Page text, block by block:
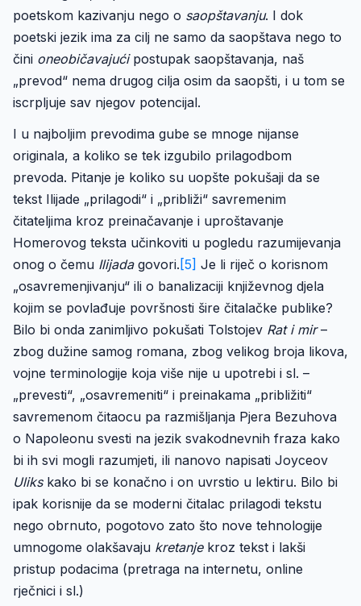
poetskom kazivanju nego o saopštavanju. I dok
poetski jezik ima za cilj ne samo da saopštava nego to
čini oneobičavajućipostupak saopštavanja, naš
„prevod“ nema drugog cilja osim da saopšti, i u tom se
iscrpljuje sav njegov potencijal.
I u najboljim prevodima gube se mnoge nijanse
originala, a koliko se tek izgubilo prilagodbom
prevoda. Pitanje je koliko su uopšte pokušaji da se
tekst Ilijade „prilagodi“ i „približi“ savremenim
čitateljima kroz preinačavanje i uproštavanje
Homerovog teksta učinkoviti u pogledu razumijevanja
onog o čemu Ilijadagovori. [5] Je li riječ o korisnom
„osavremenjivanju“ ili o banalizaciji književnog djela
kojim se povlađuje površnosti šire čitalačke publike?
Bilo bi onda zanimljivo pokušati Tolstojev Rat i mir–
zbog dužine samog romana, zbog velikog broja likova,
vojne terminologije koja više nije u upotrebi i sl. –
„prevesti“, „osavremeniti“ i preinakama „približiti“
savremenom čitaocu pa razmišljanja Pjera Bezuhova
o Napoleonu svesti na jezik svakodnevnih fraza kako
bi ih svi mogli razumjeti, ili nanovo napisati Joyceov
Ulikskako bi se konačno i on uvrstio u lektiru. Bilo bi
ipak korisnije da se moderni čitalac prilagodi tekstu
nego obrnuto, pogotovo zato što nove tehnologije
umnogome olakšavaju kretanjekroz tekst i lakši
pristup podacima (pretraga na internetu, online
rječnici i sl.)